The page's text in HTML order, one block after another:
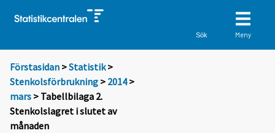
Sök Meny
Förstasidan >Statistik >
Stenkolsförbrukning > 2014>
mars > Tabellbilaga 2.
Stenkolslagret i slutet av
månaden